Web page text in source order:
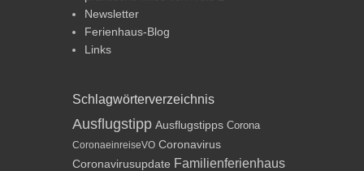
Newsletter
Ferienhaus-Blog
Links
Schlagwörterverzeichnis
Ausflugstipp Ausflugstipps Corona
CoronaeinreiseVO Coronavirus
Coronavirusupdate Familienferienhaus